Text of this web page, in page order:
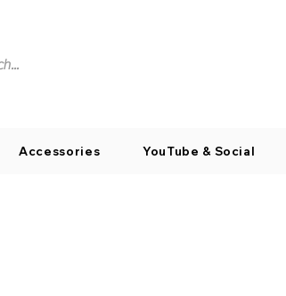
Accessories YouTube & Social